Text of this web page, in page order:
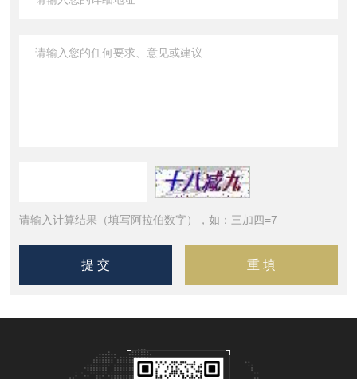
请输入计算结果（填写阿拉伯数字），如：三加四=7